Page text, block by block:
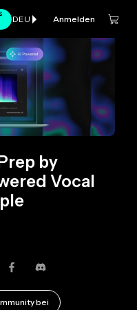
DEU Anmelden
by
Vocal
FacebookZwietracht
bei